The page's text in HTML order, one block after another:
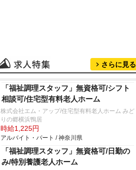
さらに見る
「福祉調理スタッフ」無資格可/シフト
相談可/住宅型有料老人ホーム
株式会社エム・アップ/住宅型有料老人ホーム みど
りの郷横浜鴨居
時給1,225円
アルバイト・パート / 神奈川県
「福祉調理スタッフ」無資格可/日勤の
み/特別養護老人ホーム